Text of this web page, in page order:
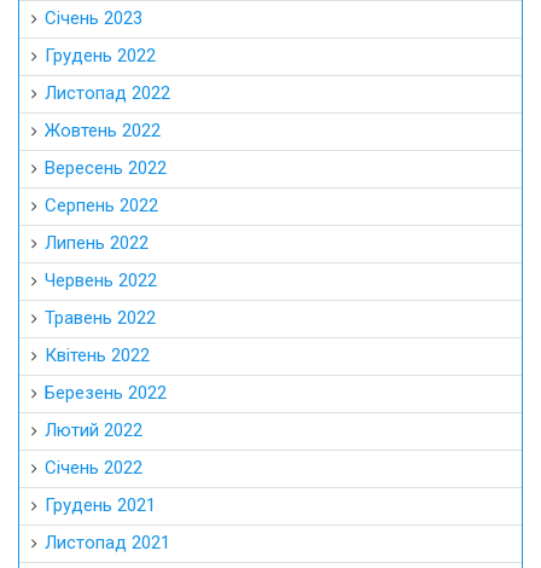
Січень 2023
Грудень 2022
Листопад 2022
Жовтень 2022
Вересень 2022
Серпень 2022
Липень 2022
Червень 2022
Травень 2022
Квітень 2022
Березень 2022
Лютий 2022
Січень 2022
Грудень 2021
Листопад 2021